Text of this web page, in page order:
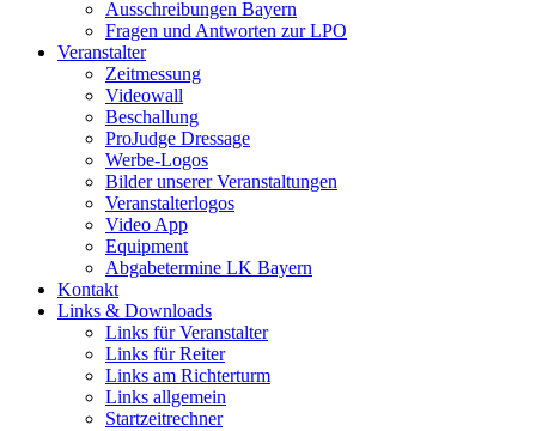
Ausschreibungen Bayern
Fragen und Antworten zur LPO
Veranstalter
Zeitmessung
Videowall
Beschallung
ProJudge Dressage
Werbe-Logos
Bilder unserer Veranstaltungen
Veranstalterlogos
Video App
Equipment
Abgabetermine LK Bayern
Kontakt
Links & Downloads
Links für Veranstalter
Links für Reiter
Links am Richterturm
Links allgemein
Startzeitrechner